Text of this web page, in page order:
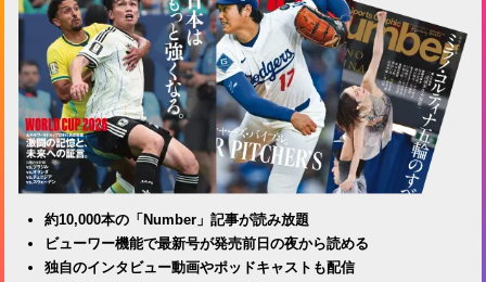
約10,000本の「Number」記事が読み放題
ビューワー機能で最新号が発売前日の夜から読める
独自のインタビュー動画やポッドキャストも配信